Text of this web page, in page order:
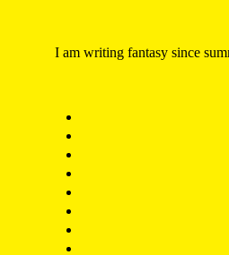
I am writing fantasy since